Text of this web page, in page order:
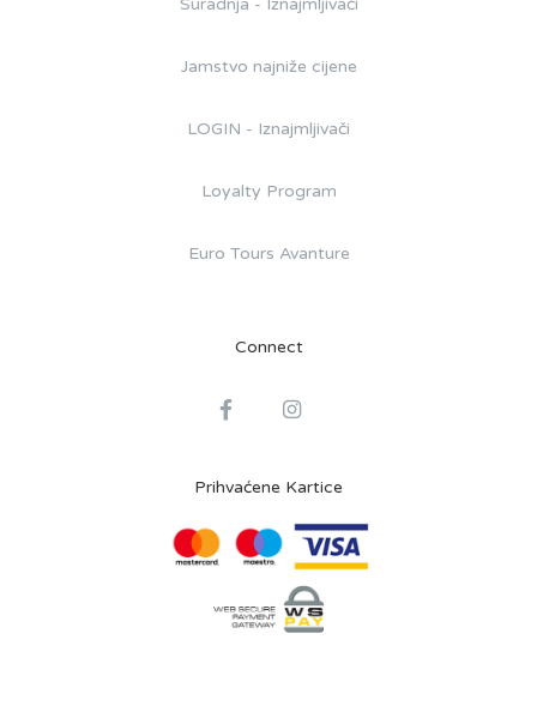
Suradnja - Iznajmljivači
Jamstvo najniže cijene
LOGIN - Iznajmljivači
Loyalty Program
Euro Tours Avanture
Connect
Prihvaćene Kartice